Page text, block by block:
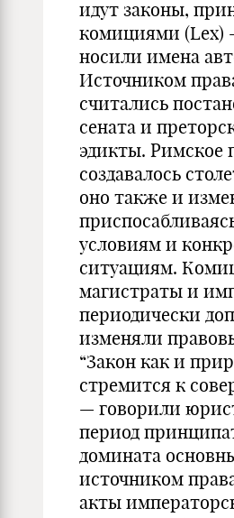
идут законы,
комициями (Lex)
носили имена
Источником
считались
сената и
эдикты. Римское
создавалось
оно также и
условиям и
ситуациям.
магистраты и
периодически
изменяли
“Закон как и
стремится к
— говорили
период
домината
источником
акты